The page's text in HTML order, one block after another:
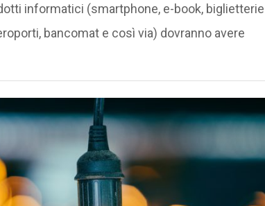
informatici (smartphone, e-book, biglietterie
bancomat e così via) dovranno avere